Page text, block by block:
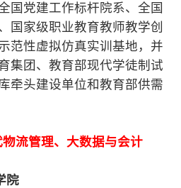
国党建工作标杆院系、全国
国家级职业教育教师教学创
范性虚拟仿真实训基地，并
集团、教育部现代学徒制试
牵头建设单位和教育部供需
物流管理、大数据与会计
院